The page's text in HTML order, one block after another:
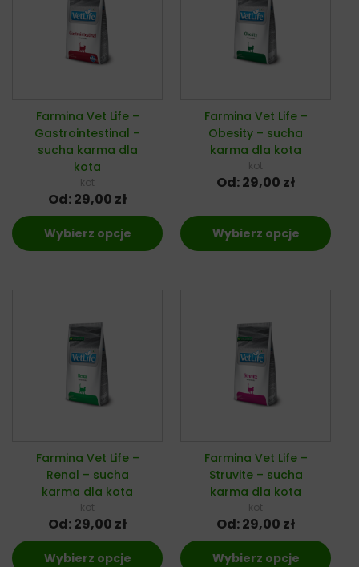
Farmina Vet Life –
Gastrointestinal –
sucha karma dla
kota
kot
Od:29,00 zł
Wybierz opcje
Farmina Vet Life –
Obesity – sucha
karma dla kota
kot
Od:29,00 zł
Wybierz opcje
Farmina Vet Life –
Renal – sucha
karma dla kota
kot
Od:29,00 zł
Wybierz opcje
Farmina Vet Life –
Struvite – sucha
karma dla kota
kot
Od:29,00 zł
Wybierz opcje